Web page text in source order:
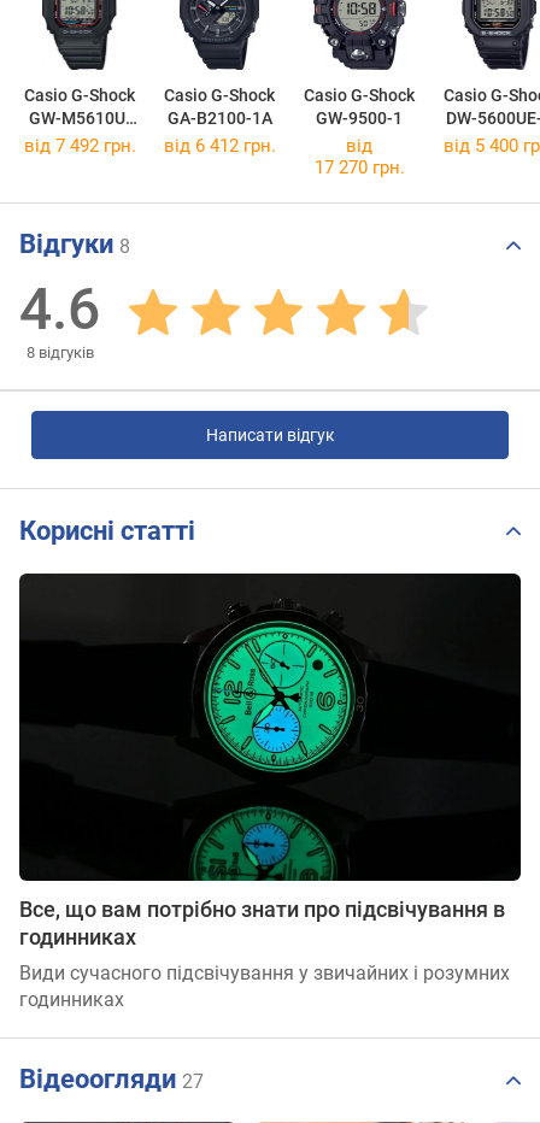
Casio G-Shock
GW-M5610U-
1E
Casio G-Shock
GA-B2100-1A
Casio G-Shock
GW-9500-1
Casio G-
DW-
від 7 492 грн. від 6 412 грн.
від
17 270 грн.
від 5 400
Відгуки 8
4.6
8 відгуків
Написати відгук
Корисні статті
Все, що вам потрібно знати про підсвічування в
годинниках
Види сучасного підсвічування у звичайних і розумних
годинниках
Відеоогляди 27